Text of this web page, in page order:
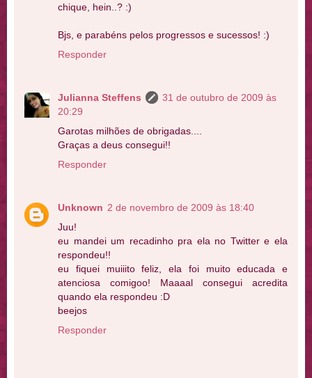
chique, hein..? :)
Bjs, e parabéns pelos progressos e sucessos! :)
Responder
Julianna Steffens
31 de outubro de 2009 às
20:29
Garotas milhões de obrigadas....
Graças a deus consegui!!
Responder
Unknown 2 de novembro de 2009 às 18:40
Juu!
eu mandei um recadinho pra ela no Twitter e ela
respondeu!!
eu fiquei muiiito feliz, ela foi muito educada e
atenciosa comigoo! Maaaal consegui acredita
quando ela respondeu :D
beejos
Responder